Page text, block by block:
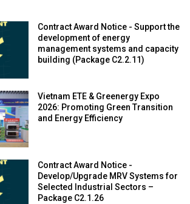
Contract Award Notice - Support the
development of energy
management systems and capacity
building (Package C2.2.11)
Vietnam ETE & Greenergy Expo
2026: Promoting Green Transition
and Energy Efficiency
Contract Award Notice -
Develop/Upgrade MRV Systems for
Selected Industrial Sectors –
Package C2.1.26